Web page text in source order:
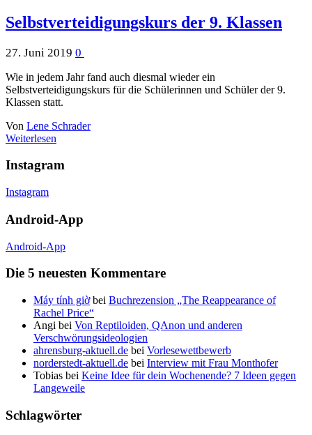
Selbstverteidigungskurs der 9. Klassen
27. Juni 2019 0
Wie in jedem Jahr fand auch diesmal wieder ein
Selbstverteidigungskurs für die Schülerinnen und Schüler der 9.
Klassen statt.
Von Lene Schrader
Weiterlesen
Instagram
Instagram
Android-App
Android-App
Die 5 neuesten Kommentare
Máy tính giờbei Buchrezension „The Reappearance of
Rachel Price“
Angi bei Von Reptiloiden, QAnon und anderen
Verschwörungsideologien
ahrensburg-aktuell.de bei Vorlesewettbewerb
norderstedt-aktuell.de bei Interview mit Frau Monthofer
Tobias bei Keine Idee für dein Wochenende? 7 Ideen gegen
Langeweile
Schlagwörter